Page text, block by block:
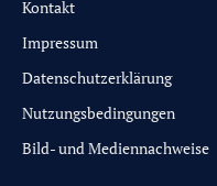
Kontakt
Impressum
Datenschutzerklärung
Nutzungsbedingungen
Bild- und Mediennachweise